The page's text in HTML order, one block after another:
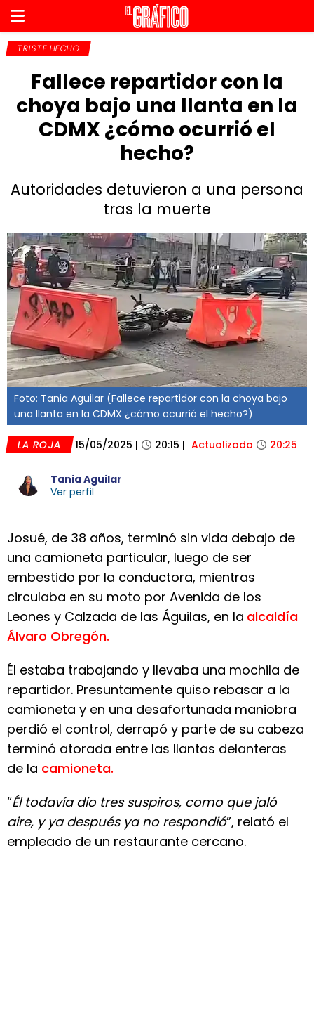
TRISTE HECHO
Fallece repartidor con la
choya bajo una llanta en la
CDMX ¿cómo ocurrió el
hecho?
Autoridades detuvieron a una persona
tras la muerte
Foto: Tania Aguilar (Fallece repartidor con la choya bajo
una llanta en la CDMX ¿cómo ocurrió el hecho?)
LA ROJA 15/05/2025 | 20:15 | Actualizada 20:25
Tania Aguilar
Ver perfil
Josué, de 38 años, terminó sin vida debajo de
una camioneta particular, luego de ser
embestido por la conductora, mientras
circulaba en su moto por Avenida de los
Leones y Calzada de las Águilas, en la alcaldía
Álvaro Obregón.
Él estaba trabajando y llevaba una mochila de
repartidor. Presuntamente quiso rebasar a la
camioneta y en una desafortunada maniobra
perdió el control, derrapó y parte de su cabeza
terminó atorada entre las llantas delanteras
de la camioneta.
“Él todavía dio tres suspiros, como que jaló
aire, y ya después ya no respondió”, relató el
empleado de un restaurante cercano.